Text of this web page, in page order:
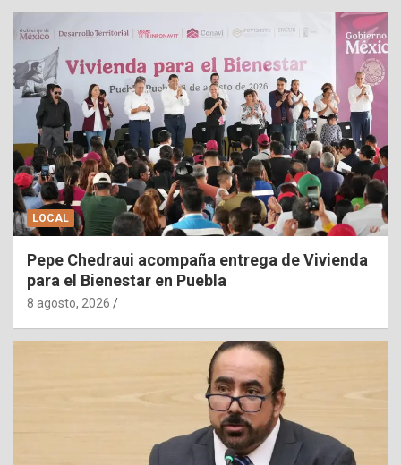
LOCAL
Pepe Chedraui acompaña entrega de Vivienda
para el Bienestar en Puebla
8 agosto, 2026